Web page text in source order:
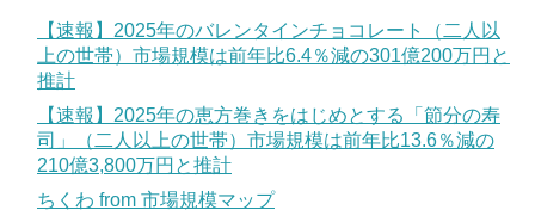
【速報】2025年のバレンタインチョコレート（二人以
上の世帯）市場規模は前年比6.4％減の301億200万円と
推計
【速報】2025年の恵方巻きをはじめとする「節分の寿
司」（二人以上の世帯）市場規模は前年比13.6％減の
210億3,800万円と推計
ちくわ from 市場規模マップ